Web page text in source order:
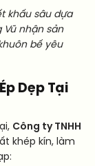
khấu sâu dựa
Vũ nhận sản
bế yêu
Dẹp Tại
Công ty TNHH
khép kín, làm